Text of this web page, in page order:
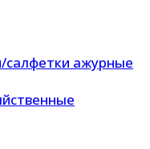
салфетки ажурные